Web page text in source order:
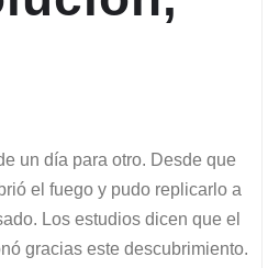
un día para otro. Desde que
el fuego y pudo replicarlo a
Los estudios dicen que el
gracias este descubrimiento.